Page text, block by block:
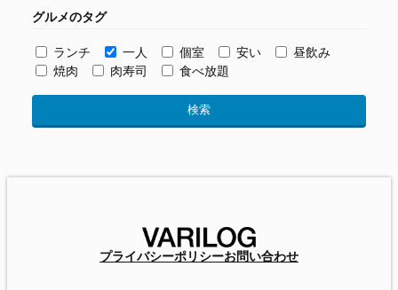
グルメのタグ
ランチ 一人 個室 安い
昼飲み
焼肉
肉寿司 食べ放題
プライバシーポリシーお問い合わせ